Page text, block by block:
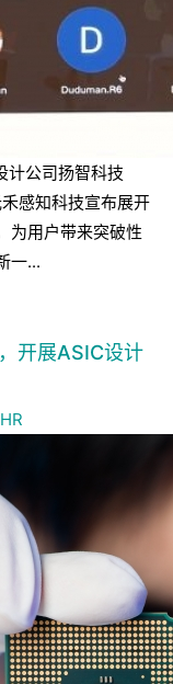
公司扬智科技
感知科技宣布展开
为用户带来突破性
一...
开展ASIC设计
HR